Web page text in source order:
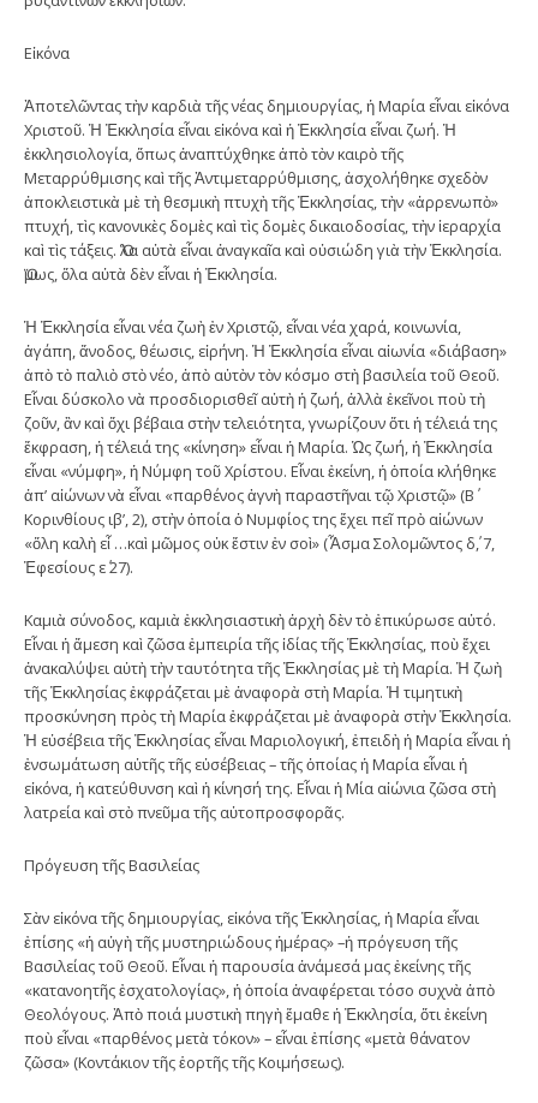
Εἰκόνα
Ἀποτελῶντας τὴν καρδιὰ τῆς νέας δημιουργίας, ἡ Μαρία εἶναι εἰκόνα
Χριστοῦ. Ἡ Ἐκκλησία εἶναι εἰκόνα καὶ ἡ Ἐκκλησία εἶναι ζωή. Ἡ
ἐκκλησιολογία, ὅπως ἀναπτύχθηκε ἀπὸ τὸν καιρὸ τῆς
Μεταρρύθμισης καὶ τῆς Ἀντιμεταρρύθμισης, ἀσχολήθηκε σχεδὸν
ἀποκλειστικὰ μὲ τὴ θεσμικὴ πτυχὴ τῆς Ἐκκλησίας, τὴν «ἀρρενωπὸ»
πτυχή, τὶς κανονικὲς δομὲς καὶ τὶς δομὲς δικαιοδοσίας, τὴν ἱεραρχία
καὶ τὶς τάξεις. Ὅλα αὐτὰ εἶναι ἀναγκαῖα καὶ οὐσιώδη γιὰ τὴν Ἐκκλησία.
Ὅμως, ὅλα αὐτὰ δὲν εἶναι ἡ Ἐκκλησία.
Ἡ Ἐκκλησία εἶναι νέα ζωὴ ἐν Χριστῷ, εἶναι νέα χαρά, κοινωνία,
ἀγάπη, ἄνοδος, θέωσις, εἰρήνη. Ἡ Ἐκκλησία εἶναι αἰωνία «διάβαση»
ἀπὸ τὸ παλιὸ στὸ νέο, ἀπὸ αὐτὸν τὸν κόσμο στὴ βασιλεία τοῦ Θεοῦ.
Εἶναι δύσκολο νὰ προσδιορισθεῖ αὐτὴ ἡ ζωή, ἀλλὰ ἐκεῖνοι ποὺ τὴ
ζοῦν, ἂν καὶ ὄχι βέβαια στὴν τελειότητα, γνωρίζουν ὅτι ἡ τέλειά της
ἔκφραση, ἡ τέλειά της «κίνηση» εἶναι ἡ Μαρία. Ὡς ζωή, ἡ Ἐκκλησία
εἶναι «νύμφη», ἡ Νύμφη τοῦ Χρίστου. Εἶναι ἐκείνη, ἡ ὁποία κλήθηκε
ἀπ’ αἰώνων νὰ εἶναι «παρθένος ἁγνὴ παραστῆναι τῷ Χριστῷ» (Β΄
Κορινθίους ιβ’, 2), στὴν ὁποία ὁ Νυμφίος της ἔχει πεῖ πρὸ αἰώνων
«ὅλη καλὴ εἶ …καὶ μῶμος οὐκ ἔστιν ἐν σοὶ» (Ἆσμα Σολομῶντος δ΄, 7,
Ἐφεσίους ε΄ 27).
Καμιὰ σύνοδος, καμιὰ ἐκκλησιαστικὴ ἀρχὴ δὲν τὸ ἐπικύρωσε αὐτό.
Εἶναι ἡ ἄμεση καὶ ζῶσα ἐμπειρία τῆς ἰδίας τῆς Ἐκκλησίας, ποὺ ἔχει
ἀνακαλύψει αὐτὴ τὴν ταυτότητα τῆς Ἐκκλησίας μὲ τὴ Μαρία. Ἡ ζωὴ
τῆς Ἐκκλησίας ἐκφράζεται μὲ ἀναφορὰ στὴ Μαρία. Ἡ τιμητικὴ
προσκύνηση πρὸς τὴ Μαρία ἐκφράζεται μὲ ἀναφορὰ στὴν Ἐκκλησία.
Ἡ εὐσέβεια τῆς Ἐκκλησίας εἶναι Μαριολογική, ἐπειδὴ ἡ Μαρία εἶναι ἡ
ἐνσωμάτωση αὐτῆς τῆς εὐσέβειας – τῆς ὁποίας ἡ Μαρία εἶναι ἡ
εἰκόνα, ἡ κατεύθυνση καὶ ἡ κίνησή της. Εἶναι ἡ Μία αἰώνια ζῶσα στὴ
λατρεία καὶ στὸ πνεῦμα τῆς αὐτοπροσφορᾶς.
Πρόγευση τῆς Βασιλείας
Σὰν εἰκόνα τῆς δημιουργίας, εἰκόνα τῆς Ἐκκλησίας, ἡ Μαρία εἶναι
ἐπίσης «ἡ αὐγὴ τῆς μυστηριώδους ἡμέρας» –ἡ πρόγευση τῆς
Βασιλείας τοῦ Θεοῦ. Εἶναι ἡ παρουσία ἀνάμεσά μας ἐκείνης τῆς
«κατανοητῆς ἐσχατολογίας», ἡ ὁποία ἀναφέρεται τόσο συχνὰ ἀπὸ
Θεολόγους. Ἀπὸ ποιά μυστικὴ πηγὴ ἔμαθε ἡ Ἐκκλησία, ὅτι ἐκείνη
ποὺ εἶναι «παρθένος μετὰ τόκον» – εἶναι ἐπίσης «μετὰ θάνατον
ζῶσα» (Κοντάκιον τῆς ἑορτῆς τῆς Κοιμήσεως).